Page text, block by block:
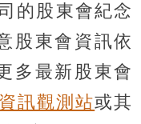
的股東會紀念
股東會資訊依
多最新股東會
訊觀測站或其